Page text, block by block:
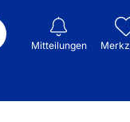
Mitteilungen